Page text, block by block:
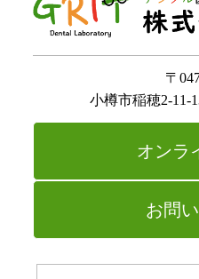
〒
小樽市稲穂2-11-
オンラ
お問